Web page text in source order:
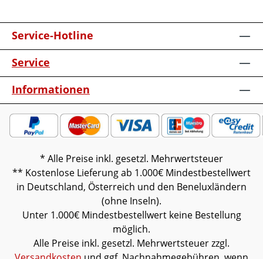
Service-Hotline
Service
Informationen
* Alle Preise inkl. gesetzl. Mehrwertsteuer
** Kostenlose Lieferung ab 1.000€ Mindestbestellwert
in Deutschland, Österreich und den Beneluxländern
(ohne Inseln).
Unter 1.000€ Mindestbestellwert keine Bestellung
möglich.
Alle Preise inkl. gesetzl. Mehrwertsteuer zzgl.